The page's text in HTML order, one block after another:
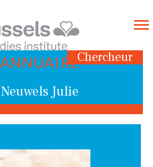
Chercheur
ANNUAIRE
Neuwels Julie